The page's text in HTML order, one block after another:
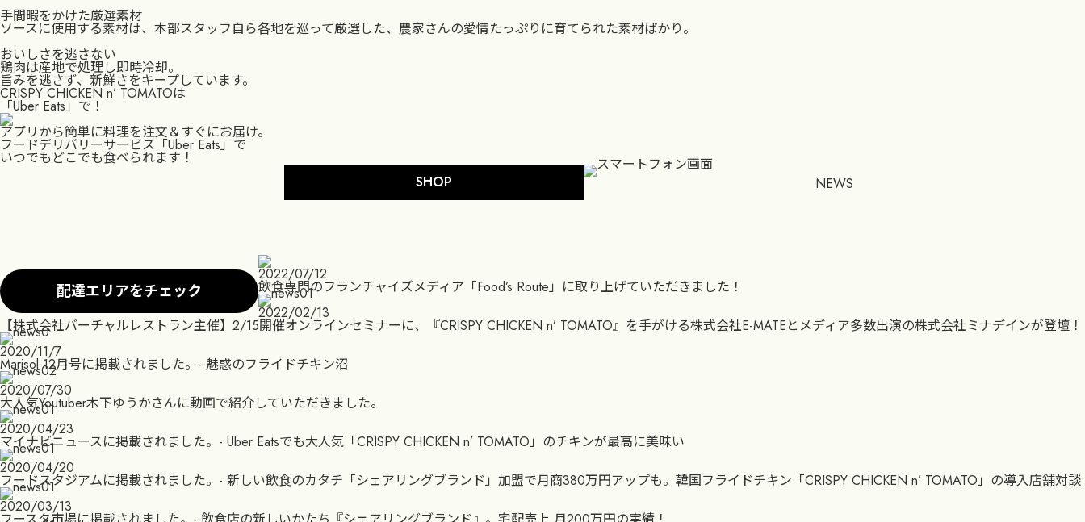
TOP
FOOD BRAND SHARING SERVICE
CONTACT
手間暇をかけた厳選素材
ソースに使用する素材は、本部スタッフ自ら各地を巡って厳選した、農家さんの愛情たっぷりに育てられた素材ばかり。
おいしさを逃さない
鶏肉は産地で処理し即時冷却。
旨みを逃さず、新鮮さをキープしています。
CRISPY CHICKEN n’ TOMATOは
「Uber Eats」で！
アプリから簡単に料理を注文＆すぐにお届け。
フードデリバリーサービス「Uber Eats」で
いつでもどこでも食べられます！
配達エリアをチェック
SHOP NEWS
2022/07/12
飲食専門のフランチャイズメディア「Food’s Route」に取り上げていただきました！
2022/02/13
【株式会社バーチャルレストラン主催】2/15開催オンラインセミナーに、『CRISPY CHICKEN n’ TOMATO』を手がける株式会社E-MATEとメディア多数出演の株式会社ミナデインが登壇！
2020/11/7
Marisol 12月号に掲載されました。- 魅惑のフライドチキン沼
2020/07/30
大人気Youtuber木下ゆうかさんに動画で紹介していただきました。
2020/04/23
マイナビニュースに掲載されました。- Uber Eatsでも大人気「CRISPY CHICKEN n’ TOMATO」のチキンが最高に美味い
2020/04/20
フードスタジアムに掲載されました。- 新しい飲食のカタチ「シェアリングブランド」加盟で月商380万円アップも。韓国フライドチキン「CRISPY CHICKEN n’ TOMATO」の導入店舗対談
2020/03/13